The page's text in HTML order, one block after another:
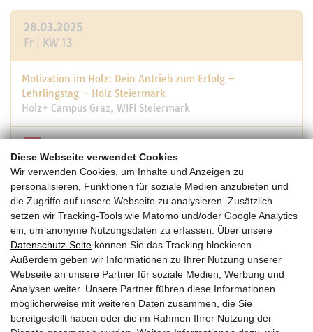
Diese Webseite verwendet Cookies
Wir verwenden Cookies, um Inhalte und Anzeigen zu
personalisieren, Funktionen für soziale Medien anzubieten und
die Zugriffe auf unsere Webseite zu analysieren. Zusätzlich
setzen wir Tracking-Tools wie Matomo und/oder Google Analytics
ein, um anonyme Nutzungsdaten zu erfassen. Über unsere
Datenschutz-Seite können Sie das Tracking blockieren.
Außerdem geben wir Informationen zu Ihrer Nutzung unserer
Webseite an unsere Partner für soziale Medien, Werbung und
Analysen weiter. Unsere Partner führen diese Informationen
möglicherweise mit weiteren Daten zusammen, die Sie
bereitgestellt haben oder die im Rahmen Ihrer Nutzung der
28.03.2025
Fr | KW 13
Motivation im Holz: Dein Antrieb zum Erfolg –
Lehrlingstag – Holz Steiermark
Holz+ Campus Graz, WIFI Steiermark
STMK
08:00 -18:00
12.-27.03.2025
Do-Do | KW 11
Webinar Verbindungsmittel
Rothoblaas, Online